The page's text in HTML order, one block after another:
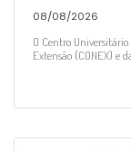
08/08/2026
O Centro
Extensão (CONEX) e